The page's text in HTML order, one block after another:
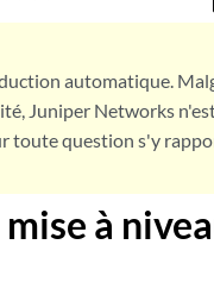
automatique.
Juniper Networks
toute question s'y
à